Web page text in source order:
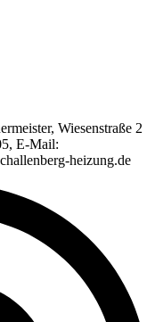
Wiesenstraße 2
E-Mail:
heizung.de